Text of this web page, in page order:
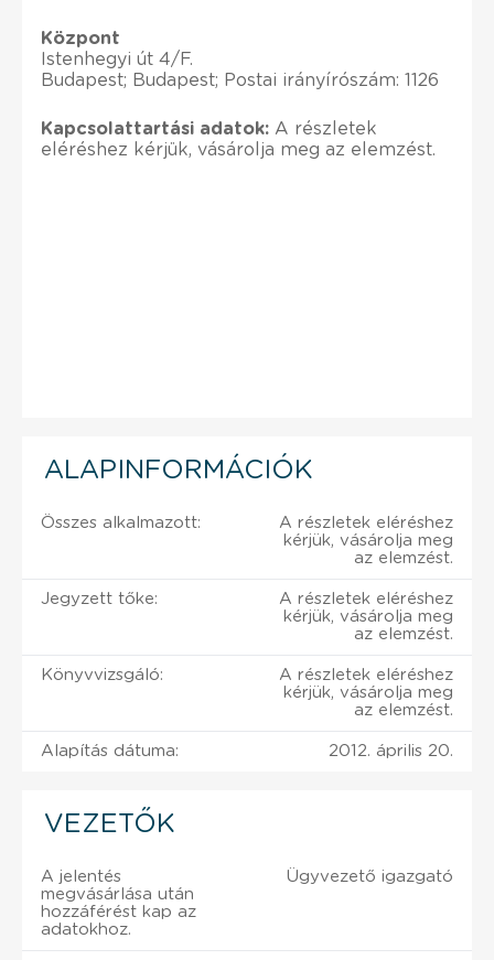
Központ
Istenhegyi út 4/F.
Budapest; Budapest; Postai irányírószám: 1126
Kapcsolattartási adatok: A részletek
eléréshez kérjük, vásárolja meg az elemzést.
ALAPINFORMÁCIÓK
Összes alkalmazott:
A részletek eléréshez
kérjük, vásárolja meg
az elemzést.
Jegyzett tőke:
A részletek eléréshez
kérjük, vásárolja meg
az elemzést.
Könyvvizsgáló:
A részletek eléréshez
kérjük, vásárolja meg
az elemzést.
Alapítás dátuma: 2012. április 20.
VEZETŐK
A jelentés
megvásárlása után
hozzáférést kap az
adatokhoz.
Ügyvezető igazgató